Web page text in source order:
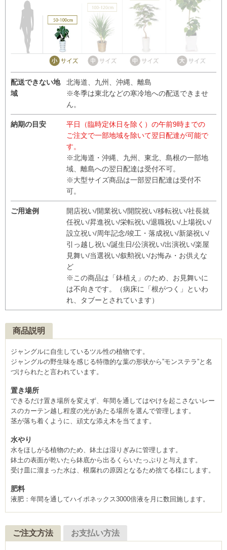
配送できない地
域
北海道、九州、沖縄、離島
※冬季は東北などの寒冷地への配送できませ
ん。
納期の目安
平日（臨時定休日を除く）の午前9時までの
ご注文で一部地域を除いて翌日配達が可能で
す。
※北海道・沖縄、九州、東北、島根の一部地
域、離島への翌日配達は受付不可。
※大型サイズ商品は一部翌日配達は受付不
可。
ご用途例
開店祝い/開業祝い/開院祝い/移転祝い/社長就
任祝い/昇進祝い/栄転祝い/退職祝い/上場祝い/
設立祝い/周年記念/竣工・落成祝い/新築祝い/
引っ越し祝い/誕生日/公演祝い/出演祝い/楽屋
見舞い/当選祝い/叙勲祝い/お悔み・お供えな
ど
※この商品は「鉢植え」のため、お見舞いに
は不向きです。（病床に「根がつく」といわ
れ、タブーとされています）
商品説明
ジャングルに自生しているツル性の植物です。
ジャングルの野生味を感じる特徴的な葉の形状から”モンステラ”と名
づけられたと言われています。
置き場所
できるだけ置き場所を変えず、年間を通してはやけを起こさないレー
スのカーテン越し程度の光があたる場所を選んで管理します。
茎が落ち着くように、頑丈な添え木を当てます。
水やり
水をほしがる植物のため、鉢土は湿りぎみに管理します。
鉢土の表面が乾いたら鉢底から出るくらいたっぷりと与えます。
受け皿に溜まった水は、根腐れの原因となるため捨てる様にします。
肥料
液肥：年間を通してハイポネックス3000倍液を月に数回施します。
ご注文方法 お支払い方法